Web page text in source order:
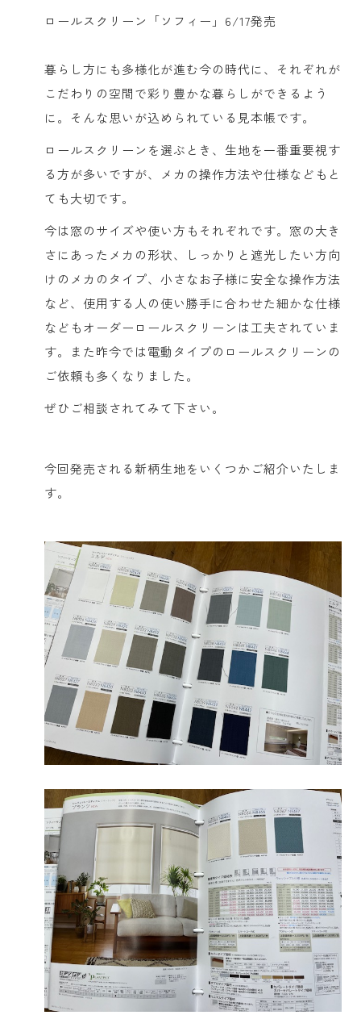
ロールスクリーン「ソフィー」6/17発売
暮らし方にも多様化が進む今の時代に、それぞれが
こだわりの空間で彩り豊かな暮らしができるよう
に。そんな思いが込められている見本帳です。
ロールスクリーンを選ぶとき、生地を一番重要視す
る方が多いですが、メカの操作方法や仕様などもと
ても大切です。
今は窓のサイズや使い方もそれぞれです。窓の大き
さにあったメカの形状、しっかりと遮光したい方向
けのメカのタイプ、小さなお子様に安全な操作方法
など、使用する人の使い勝手に合わせた細かな仕様
などもオーダーロールスクリーンは工夫されていま
す。また昨今では電動タイプのロールスクリーンの
ご依頼も多くなりました。
ぜひご相談されてみて下さい。
今回発売される新柄生地をいくつかご紹介いたしま
す。